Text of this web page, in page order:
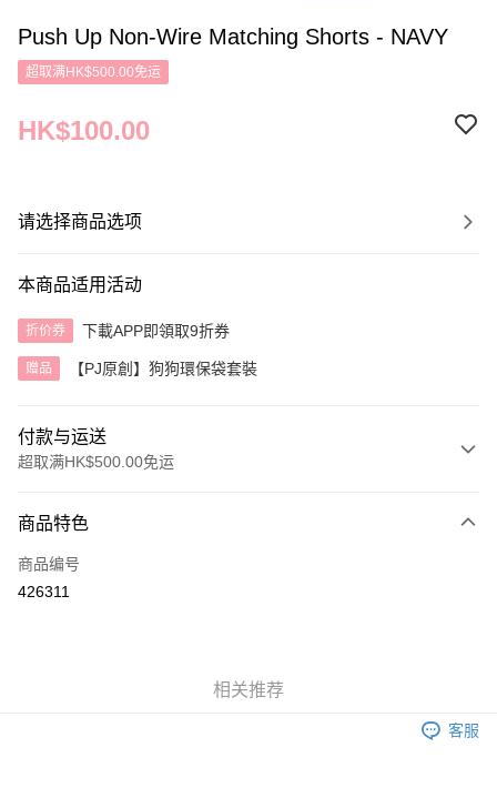
Push Up Non-Wire Matching Shorts - NAVY
超取满HK$500.00免运
HK$100.00
请选择商品选项
本商品适用活动
折价券 下載APP即領取9折券
赠品 【PJ原創】狗狗環保袋套裝
付款与运送
超取满HK$500.00免运
信用卡
AlipayHK
每笔HK$40.00，满HK$500.00(含以上)免运费
商品特色
商品编号
426311
相关推荐
客服